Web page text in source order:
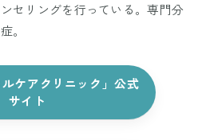
セリングを行っている。専門分
。
ルケアクリニック」公式
サイト